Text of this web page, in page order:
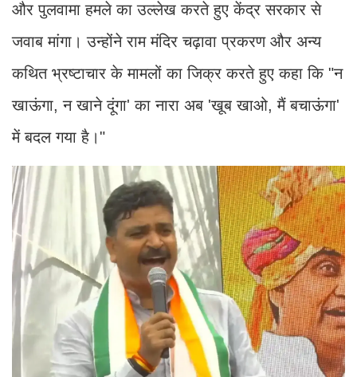
और पुलवामा हमले का उल्लेख करते हुए केंद्र सरकार से
जवाब मांगा। उन्होंने राम मंदिर चढ़ावा प्रकरण और अन्य
कथित भ्रष्टाचार के मामलों का जिक्र करते हुए कहा कि "न
खाऊंगा, न खाने दूंगा' का नारा अब 'खूब खाओ, मैं बचाऊंगा'
में बदल गया है।"